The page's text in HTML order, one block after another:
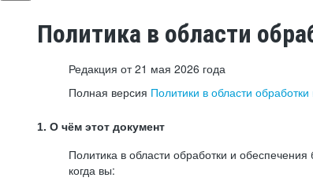
Политика в области
Редакция от 21 мая 2026 года
Полная версия Политики в области
1. О чём этот документ
Политика в области обработки и
когда вы: